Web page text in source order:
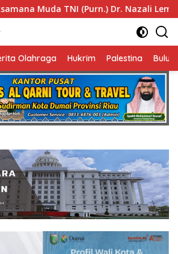
Dr. Nazali Lempo Layak
Olahraga Hukrim Palestina